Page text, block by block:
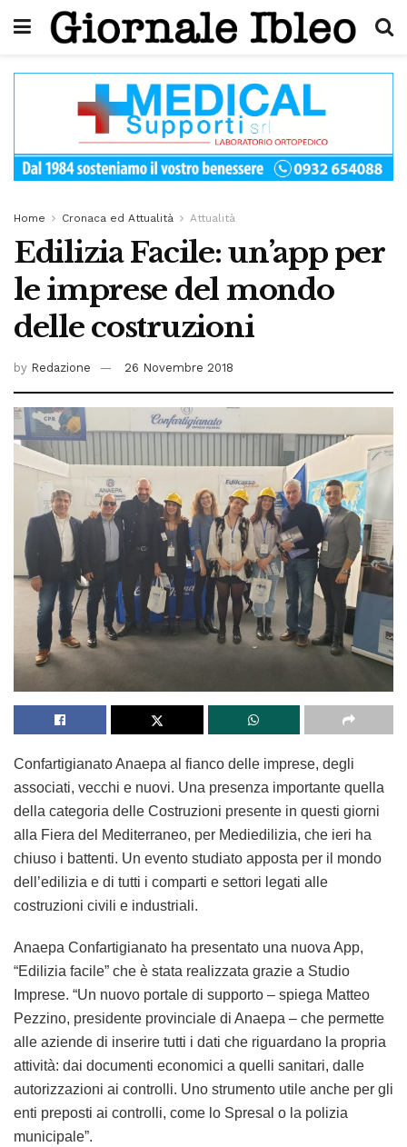
Home Cronaca ed Attualità Attualità
Edilizia Facile: un’app per
le imprese del mondo
delle costruzioni
by Redazione 26 Novembre 2018
Confartigianato Anaepa al fianco delle imprese, degli
associati, vecchi e nuovi. Una presenza importante quella
della categoria delle Costruzioni presente in questi giorni
alla Fiera del Mediterraneo, per Mediedilizia, che ieri ha
chiuso i battenti. Un evento studiato apposta per il mondo
dell’edilizia e di tutti i comparti e settori legati alle
costruzioni civili e industriali.
Anaepa Confartigianato ha presentato una nuova App,
“Edilizia facile” che è stata realizzata grazie a Studio
Imprese. “Un nuovo portale di supporto – spiega Matteo
Pezzino, presidente provinciale di Anaepa – che permette
alle aziende di inserire tutti i dati che riguardano la propria
attività: dai documenti economici a quelli sanitari, dalle
autorizzazioni ai controlli. Uno strumento utile anche per gli
enti preposti ai controlli, come lo Spresal o la polizia
municipale”.